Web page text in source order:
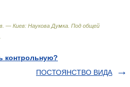
— Киев: Наукова Думка Под общей
контрольную?
ПОСТОЯНСТВО ВИДА